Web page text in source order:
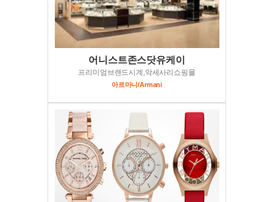
어니스트존스닷유케이
프리미엄브랜드시계,악세사리쇼핑몰
아르마니/Armani